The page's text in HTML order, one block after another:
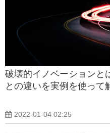
破壊的イノベーションと
との違いを実例を使って
2022-01-04 02:25